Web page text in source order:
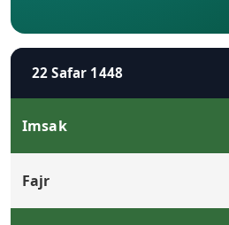
22 Safar 1448
Imsak
Fajr